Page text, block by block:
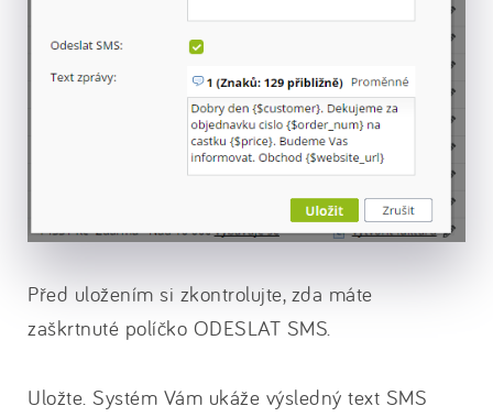
Před uložením si zkontrolujte, zda máte
zaškrtnuté políčko ODESLAT SMS.
Uložte. Systém Vám ukáže výsledný text SMS